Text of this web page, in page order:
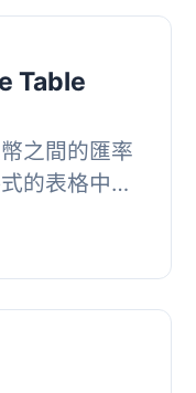
Table
之間的匯率
的表格中選
和表頭顏色,